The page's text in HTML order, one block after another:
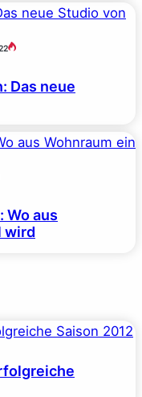
Das neue
Wo aus
wird